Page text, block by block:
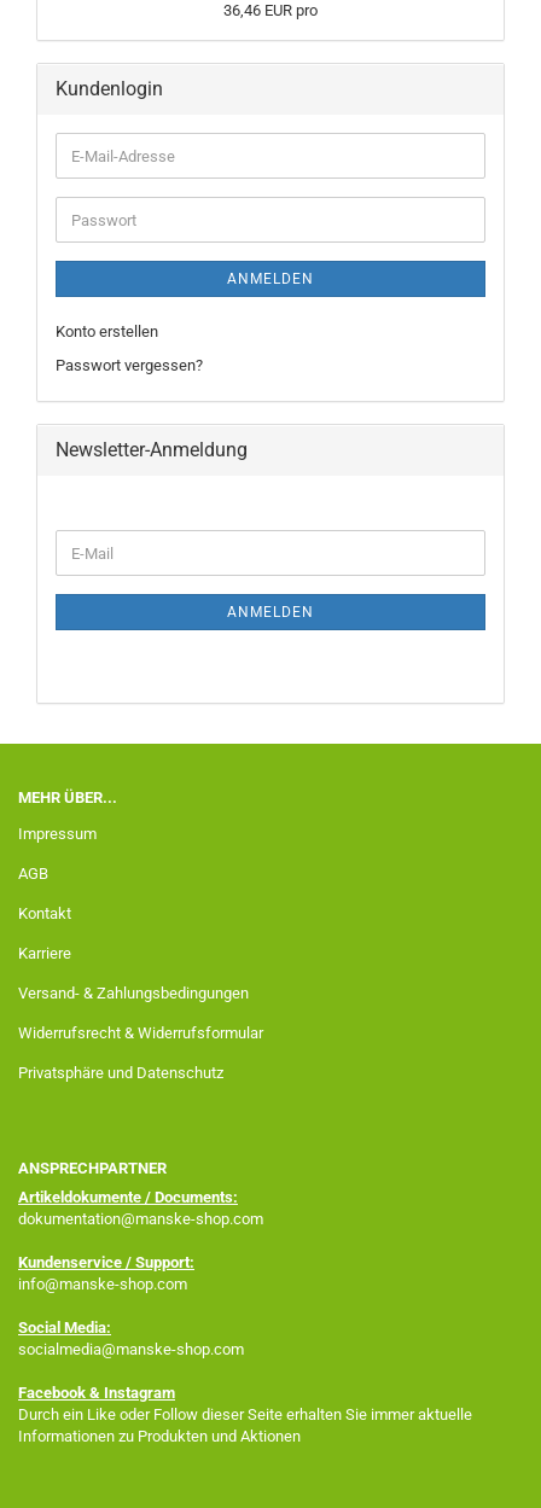
36,46 EUR pro
Kundenlogin
ANMELDEN
Konto erstellen
Passwort vergessen?
Newsletter-Anmeldung
ANMELDEN
MEHR ÜBER...
Impressum
AGB
Kontakt
Karriere
Versand- & Zahlungsbedingungen
Widerrufsrecht & Widerrufsformular
Privatsphäre und Datenschutz
ANSPRECHPARTNER
Artikeldokumente / Documents:
dokumentation@manske-shop.com
Kundenservice / Support:
info@manske-shop.com
Social Media:
socialmedia@manske-shop.com
Facebook & Instagram
Durch ein Like oder Follow dieser Seite erhalten Sie immer aktuelle
Informationen zu Produkten und Aktionen